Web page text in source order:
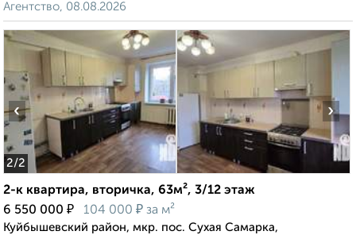
Агентство, 08.08.2026
2/2
‹ ›
2-к квартира, вторичка, 63м², 3/12 этаж
6 550 000 ₽ 104 000 ₽ за м²
Куйбышевский район, мкр. пос. Сухая Самарка,